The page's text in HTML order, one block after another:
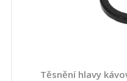
Těsnění hlavy